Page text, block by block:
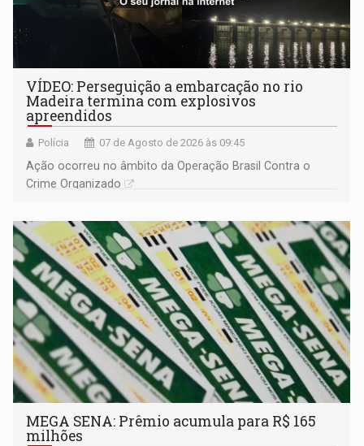
VÍDEO: Perseguição a embarcação no rio
Madeira termina com explosivos
apreendidos
Polícia 07 de Agosto de 2026 às 09:45
Ação ocorreu no âmbito da Operação Brasil Contra o
Crime Organizado
MEGA SENA: Prêmio acumula para R$ 165
milhões